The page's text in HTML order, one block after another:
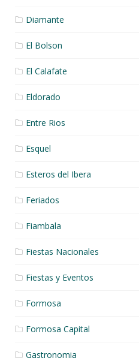
Diamante
El Bolson
El Calafate
Eldorado
Entre Rios
Esquel
Esteros del Ibera
Feriados
Fiambala
Fiestas Nacionales
Fiestas y Eventos
Formosa
Formosa Capital
Gastronomia